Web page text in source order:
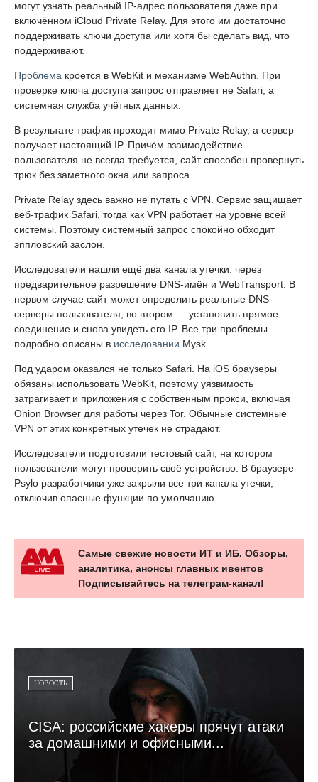
могут узнать реальный IP-адрес пользователя даже при
включённом iCloud Private Relay. Для этого им достаточно
поддерживать ключи доступа или хотя бы сделать вид, что
поддерживают.
Проблема кроется в WebKit и механизме WebAuthn. При
проверке ключа доступа запрос отправляет не Safari, а
системная служба учётных данных.
В результате трафик проходит мимо Private Relay, а сервер
получает настоящий IP. Причём взаимодействие
пользователя не всегда требуется, сайт способен провернуть
трюк без заметного окна или запроса.
Private Relay здесь важно не путать с VPN. Сервис защищает
веб-трафик Safari, тогда как VPN работает на уровне всей
системы. Поэтому системный запрос спокойно обходит
эппловский заслон.
Исследователи нашли ещё два канала утечки: через
предварительное разрешение DNS-имён и WebTransport. В
первом случае сайт может определить реальные DNS-
серверы пользователя, во втором — установить прямое
соединение и снова увидеть его IP. Все три проблемы
подробно описаны в исследовании Mysk.
Под ударом оказался не только Safari. На iOS браузеры
обязаны использовать WebKit, поэтому уязвимость
затрагивает и приложения с собственным прокси, включая
Onion Browser для работы через Tor. Обычные системные
VPN от этих конкретных утечек не страдают.
Исследователи подготовили тестовый сайт, на котором
пользователи могут проверить своё устройство. В браузере
Psylo разработчики уже закрыли все три канала утечки,
отключив опасные функции по умолчанию.
Самые свежие новости ИТ и ИБ. Обзоры,
аналитика, анонсы главных ивентов
Подписывайтесь на телеграм-канал!
НОВОСТЬ
CISA: российские хакеры прячут атаки
за домашними и офисными...